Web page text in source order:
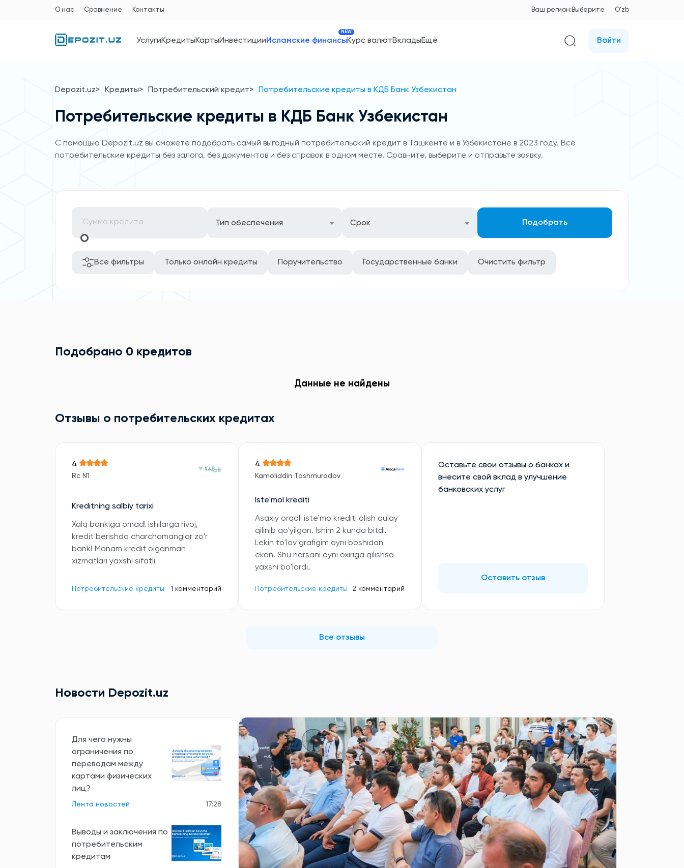
О нас Сравнение Контакты Ваш регион: Выберите O'zb
УслугиКредитыКартыИнвестицииИсламские финансы
NEW
Курс валютВкладыЕщё Войти
Depozit.uz Кредиты Потребительский кредит Потребительские кредиты в КДБ Банк Узбекистан
Потребительские кредиты в КДБ Банк Узбекистан
C помощью Depozit.uz вы сможете подобрать самый выгодный потребительский кредит в Ташкенте и в Узбекистане в 2023 году. Все
потребительские кредиты без залога, без документов и без справок в одном месте. Сравните, выберите и отправьте заявку.
Тип обеспечения Срок Подобрать
Все фильтры Только онлайн кредиты Поручительство Государственные банки Очистить фильтр
Подобрано 0 кредитов
Данные не найдены
Отзывы о потребительских кредитах
4
Rc N1
Kreditning salbiy tarixi
Xalq bankiga omad! Ishilarga rivoj,
kredit berishda charchamanglar zo'r
bank! Manam kredit olganman
xizmatlari yaxshi sifatli
Потребительские кредиты 1 комментарий
4
Kamoliddin Toshmurodov
Iste'mol krediti
Asaxiy orqali iste'mo krediti olish qulay
qilinib qo'yilgan. Ishim 2 kunda bitdi.
Lekin to'lov grafigim oyni boshidan
ekan. Shu narsani oyni oxiriga qilishsa
yaxshi bo'lardi.
Потребительские кредиты 2 комментарий
Оставьте свои отзывы о банках и
внесите свой вклад в улучшение
банковских услуг
Оставить отзыв
Все отзывы
Новости Depozit.uz
Для чего нужны
ограничения по
переводам между
картами физических
лиц?
Лента новостей 17:28
Выводы и заключения по
потребительским
кредитам